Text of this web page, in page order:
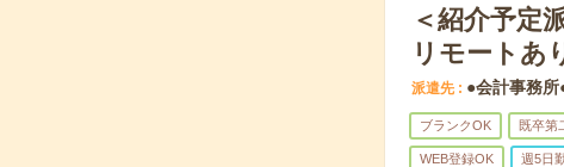
＜紹介予定
リモートあ
派遣先 ●会計事務所
ブランクOK 既卒第
WEB登録OK 週5日